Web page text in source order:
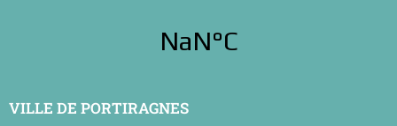
VILLE DE PORTIRAGNES